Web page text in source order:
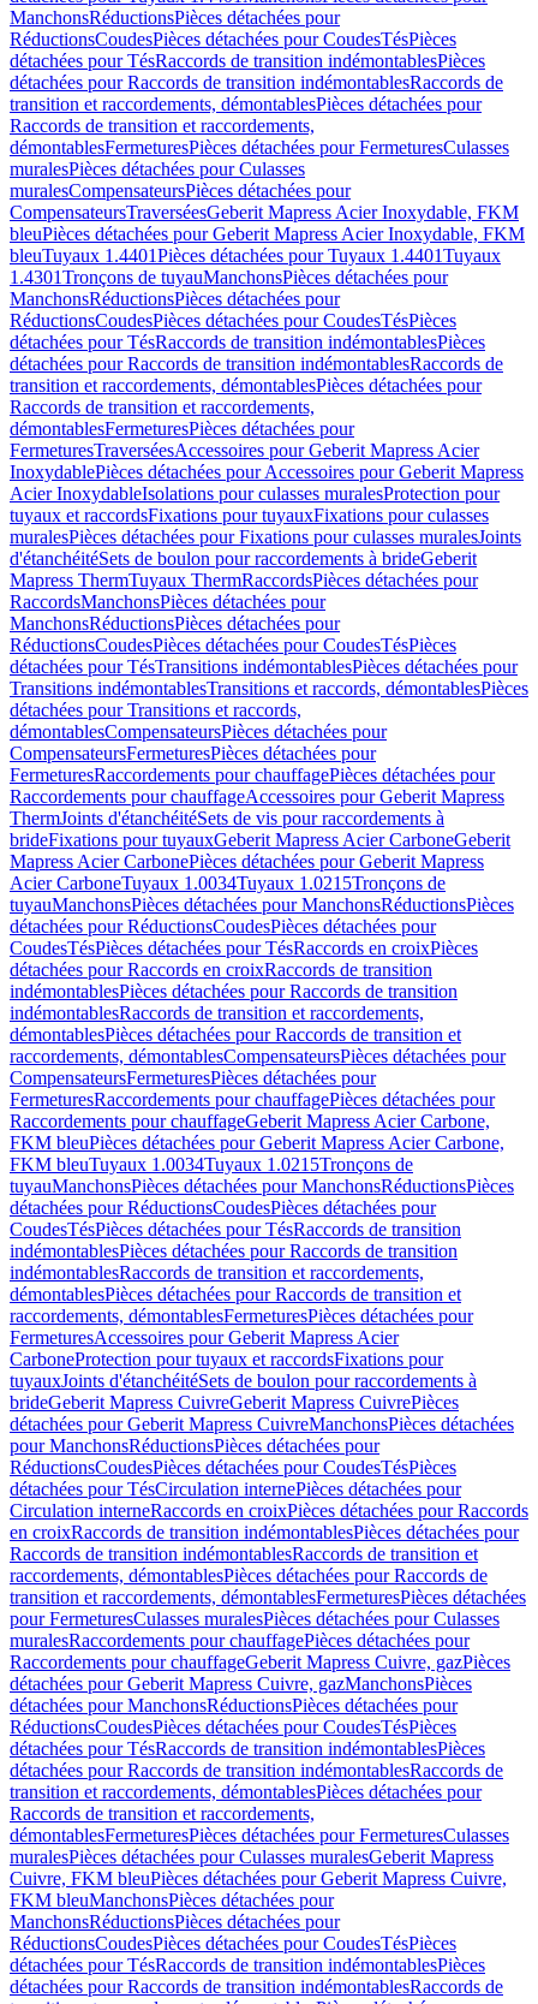
ManchonsRéductionsPièces détachées pour
RéductionsCoudesPièces détachées pour CoudesTésPièces
détachées pour TésRaccords de transition indémontablesPièces
détachées pour Raccords de transition indémontablesRaccords de
transition et raccordements, démontablesPièces détachées pour
Raccords de transition et raccordements,
démontablesFermeturesPièces détachées pour FermeturesCulasses
muralesPièces détachées pour Culasses
muralesCompensateursPièces détachées pour
CompensateursTraverséesGeberit Mapress Acier Inoxydable, FKM
bleuPièces détachées pour Geberit Mapress Acier Inoxydable, FKM
bleuTuyaux 1.4401Pièces détachées pour Tuyaux 1.4401Tuyaux
1.4301Tronçons de tuyauManchonsPièces détachées pour
ManchonsRéductionsPièces détachées pour
RéductionsCoudesPièces détachées pour CoudesTésPièces
détachées pour TésRaccords de transition indémontablesPièces
détachées pour Raccords de transition indémontablesRaccords de
transition et raccordements, démontablesPièces détachées pour
Raccords de transition et raccordements,
démontablesFermeturesPièces détachées pour
FermeturesTraverséesAccessoires pour Geberit Mapress Acier
InoxydablePièces détachées pour Accessoires pour Geberit Mapress
Acier InoxydableIsolations pour culasses muralesProtection pour
tuyaux et raccordsFixations pour tuyauxFixations pour culasses
muralesPièces détachées pour Fixations pour culasses muralesJoints
d'étanchéitéSets de boulon pour raccordements à brideGeberit
Mapress ThermTuyaux ThermRaccordsPièces détachées pour
RaccordsManchonsPièces détachées pour
ManchonsRéductionsPièces détachées pour
RéductionsCoudesPièces détachées pour CoudesTésPièces
détachées pour TésTransitions indémontablesPièces détachées pour
Transitions indémontablesTransitions et raccords, démontablesPièces
détachées pour Transitions et raccords,
démontablesCompensateursPièces détachées pour
CompensateursFermeturesPièces détachées pour
FermeturesRaccordements pour chauffagePièces détachées pour
Raccordements pour chauffageAccessoires pour Geberit Mapress
ThermJoints d'étanchéitéSets de vis pour raccordements à
brideFixations pour tuyauxGeberit Mapress Acier CarboneGeberit
Mapress Acier CarbonePièces détachées pour Geberit Mapress
Acier CarboneTuyaux 1.0034Tuyaux 1.0215Tronçons de
tuyauManchonsPièces détachées pour ManchonsRéductionsPièces
détachées pour RéductionsCoudesPièces détachées pour
CoudesTésPièces détachées pour TésRaccords en croixPièces
détachées pour Raccords en croixRaccords de transition
indémontablesPièces détachées pour Raccords de transition
indémontablesRaccords de transition et raccordements,
démontablesPièces détachées pour Raccords de transition et
raccordements, démontablesCompensateursPièces détachées pour
CompensateursFermeturesPièces détachées pour
FermeturesRaccordements pour chauffagePièces détachées pour
Raccordements pour chauffageGeberit Mapress Acier Carbone,
FKM bleuPièces détachées pour Geberit Mapress Acier Carbone,
FKM bleuTuyaux 1.0034Tuyaux 1.0215Tronçons de
tuyauManchonsPièces détachées pour ManchonsRéductionsPièces
détachées pour RéductionsCoudesPièces détachées pour
CoudesTésPièces détachées pour TésRaccords de transition
indémontablesPièces détachées pour Raccords de transition
indémontablesRaccords de transition et raccordements,
démontablesPièces détachées pour Raccords de transition et
raccordements, démontablesFermeturesPièces détachées pour
FermeturesAccessoires pour Geberit Mapress Acier
CarboneProtection pour tuyaux et raccordsFixations pour
tuyauxJoints d'étanchéitéSets de boulon pour raccordements à
brideGeberit Mapress CuivreGeberit Mapress CuivrePièces
détachées pour Geberit Mapress CuivreManchonsPièces détachées
pour ManchonsRéductionsPièces détachées pour
RéductionsCoudesPièces détachées pour CoudesTésPièces
détachées pour TésCirculation internePièces détachées pour
Circulation interneRaccords en croixPièces détachées pour Raccords
en croixRaccords de transition indémontablesPièces détachées pour
Raccords de transition indémontablesRaccords de transition et
raccordements, démontablesPièces détachées pour Raccords de
transition et raccordements, démontablesFermeturesPièces détachées
pour FermeturesCulasses muralesPièces détachées pour Culasses
muralesRaccordements pour chauffagePièces détachées pour
Raccordements pour chauffageGeberit Mapress Cuivre, gazPièces
détachées pour Geberit Mapress Cuivre, gazManchonsPièces
détachées pour ManchonsRéductionsPièces détachées pour
RéductionsCoudesPièces détachées pour CoudesTésPièces
détachées pour TésRaccords de transition indémontablesPièces
détachées pour Raccords de transition indémontablesRaccords de
transition et raccordements, démontablesPièces détachées pour
Raccords de transition et raccordements,
démontablesFermeturesPièces détachées pour FermeturesCulasses
muralesPièces détachées pour Culasses muralesGeberit Mapress
Cuivre, FKM bleuPièces détachées pour Geberit Mapress Cuivre,
FKM bleuManchonsPièces détachées pour
ManchonsRéductionsPièces détachées pour
RéductionsCoudesPièces détachées pour CoudesTésPièces
détachées pour TésRaccords de transition indémontablesPièces
détachées pour Raccords de transition indémontablesRaccords de